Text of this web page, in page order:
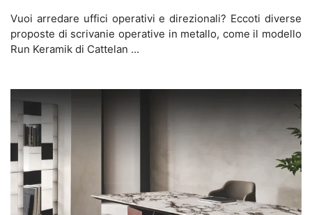
Vuoi arredare uffici operativi e direzionali? Eccoti diverse
proposte di scrivanie operative in metallo, come il modello
Run Keramik di Cattelan ...